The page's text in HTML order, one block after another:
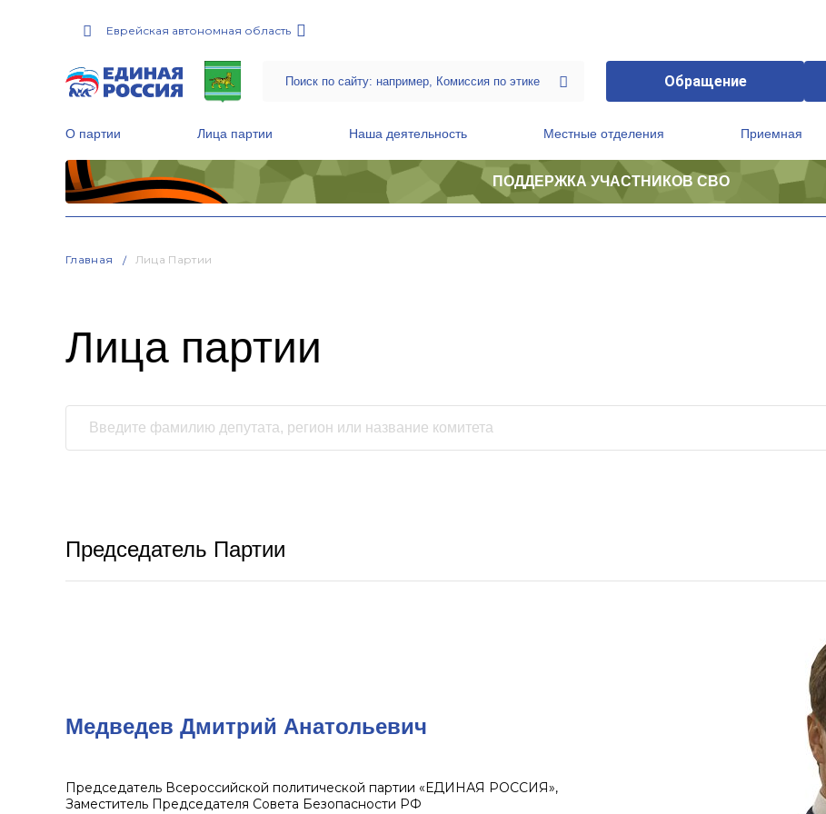
Еврейская автономная область
Обращение
О партии Лица партии Наша деятельность Местные отделения Приемная
ПОДДЕРЖКА УЧАСТНИКОВ СВО
Главная Лица Партии
Лица партии
Председатель Партии
Медведев Дмитрий Анатольевич
Председатель Всероссийской политической партии «ЕДИНАЯ РОССИЯ»,
Заместитель Председателя Совета Безопасности РФ